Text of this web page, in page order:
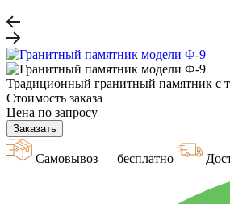
Традиционный гранитный памятник с
Стоимость заказа
Цена по запросу
Заказать
Самовывоз — бесплатно